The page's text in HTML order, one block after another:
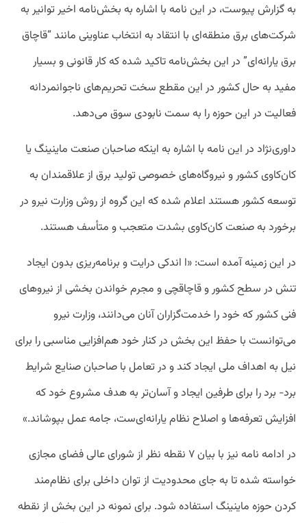
به گزارش پیوست، در این نامه با اشاره به بخش‌نامه اخیر توانیر به
شرکت‌های برق منطقه‌ای با انتقاد به انتخاب عناوینی مانند “قاچاق
برق یارانه‌ای” در این بخش‌نامه تاکید شده که کار قانونی و بسیار
مفید به حال کشور در این مقطع سخت تحریم‌های ناجوانمردانه
فعالیت در این حوزه را به سمت نابودی سوق می‌دهد.
داوری‌نژاد در این نامه با اشاره به اینکه صاحبان صنعت ماینینگ یا
کان‌کاوی کشور و نیروگاه‌های خصوصی تولید برق از علاقمندان به
توسعه کشور هستند اعلام شده که این گروه از روش وزارت نیرو در
برخورد به صنعت کان‌کاوی بشدت متعجب و متأسف هستند.
در این زمینه آمده است: «ا اندکی درایت و برنامه‌ریزی بدون ایجاد
تنش در سطح کشور و قاچاقچی و مجرم خواندن بخشی از نیروهای
فنی کشور که خود را خدمت‌گزاران آنان می‌دانند، وزارت نیرو
می‌توانست با حفظ این بخش در کنار خود هم‌افزایی مناسبی را برای
نیل به اهداف ملی ایجاد کند و در تعامل با صاحبان صنایع شرایط
برد- برد را برای طرفین ایجاد و آسان‌تر به هدف مشروع خود که
افزایش تعرفه‌ها و اصلاح نظام یارانه‌ای‌ست، جامه عمل بپوشاند.»
در ادامه نامه نیز با بیان ۷ نقطه نظر از شورای عالی فضای مجازی
خواسته شده تا به جای محدودیت از توان داخلی برای نظام‌مند
کردن حوزه ماینینگ استفاده شود. برای نمونه در این بخش از نقطه